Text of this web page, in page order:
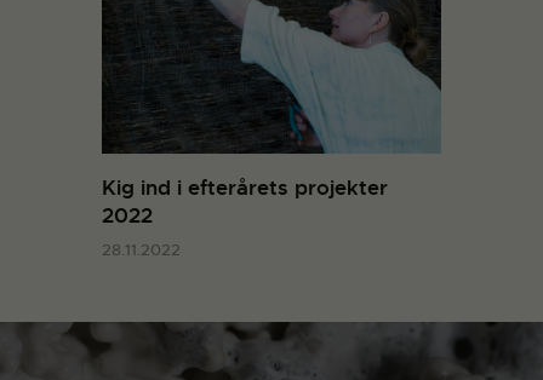
Kig ind i efterårets projekter
2022
28.11.2022